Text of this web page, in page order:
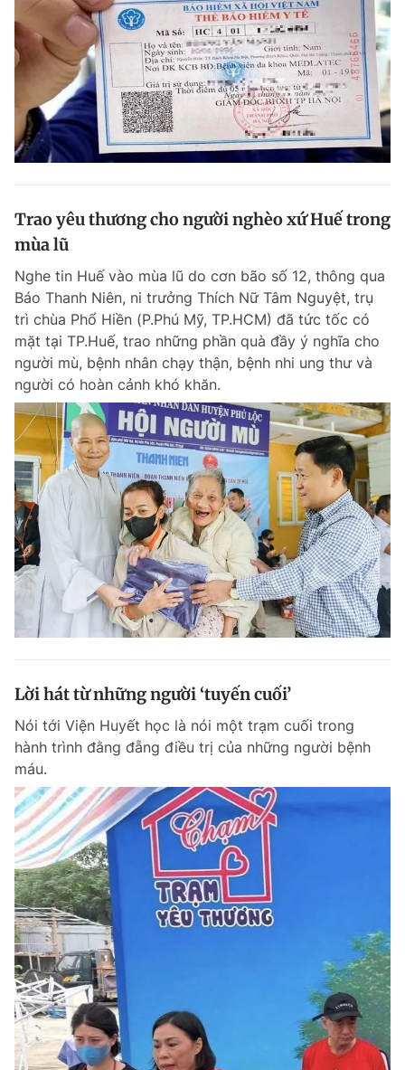
Trao yêu thương cho người nghèo xứ Huế trong
mùa lũ
Nghe tin Huế vào mùa lũ do cơn bão số 12, thông qua
Báo Thanh Niên, ni trưởng Thích Nữ Tâm Nguyệt, trụ
trì chùa Phổ Hiền (P.Phú Mỹ, TP.HCM) đã tức tốc có
mặt tại TP.Huế, trao những phần quà đầy ý nghĩa cho
người mù, bệnh nhân chạy thận, bệnh nhi ung thư và
người có hoàn cảnh khó khăn.
Lời hát từ những người ‘tuyến cuối’
Nói tới Viện Huyết học là nói một trạm cuối trong
hành trình đằng đẵng điều trị của những người bệnh
máu.